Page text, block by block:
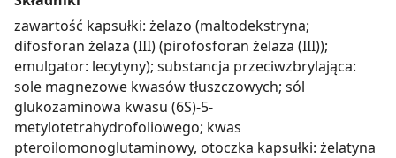
zawartość kapsułki: żelazo (maltodekstryna;
difosforan żelaza (III) (pirofosforan żelaza (III));
emulgator: lecytyny); substancja przeciwzbrylająca:
sole magnezowe kwasów tłuszczowych; sól
glukozaminowa kwasu (6S)-5-
metylotetrahydrofoliowego; kwas
pteroilomonoglutaminowy, otoczka kapsułki: żelatyna